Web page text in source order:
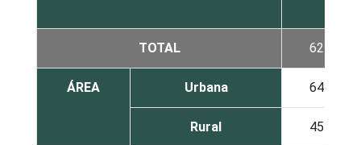
TOTAL 62
ÁREA Urbana 64
Rural 45